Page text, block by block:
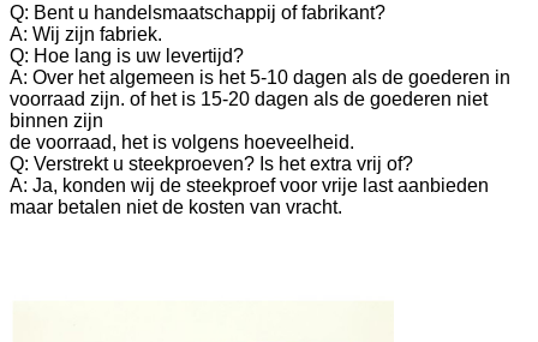
Q: Bent u handelsmaatschappij of fabrikant?
A: Wij zijn fabriek.
Q: Hoe lang is uw levertijd?
A: Over het algemeen is het 5-10 dagen als de goederen in
voorraad zijn. of het is 15-20 dagen als de goederen niet
binnen zijn
de voorraad, het is volgens hoeveelheid.
Q: Verstrekt u steekproeven? Is het extra vrij of?
A: Ja, konden wij de steekproef voor vrije last aanbieden
maar betalen niet de kosten van vracht.